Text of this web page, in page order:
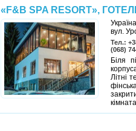
«F&B SPA RESORT»,
вул.
Тел.:
(068)
Біля
Літні